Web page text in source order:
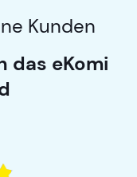
Kunden
das eKomi